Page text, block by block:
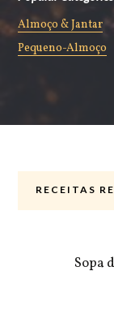
Almoço & Jantar
Pequeno-Almoço
RECEITAS
Sopa